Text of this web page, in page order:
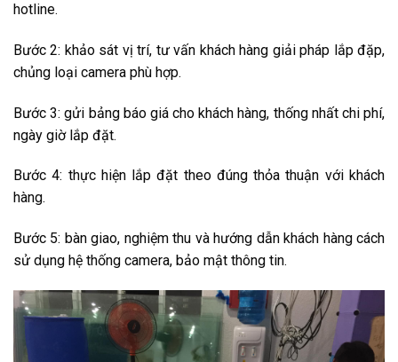
hotline.
Bước 2: khảo sát vị trí, tư vấn khách hàng giải pháp lắp đặp,
chủng loại camera phù hợp.
Bước 3: gửi bảng báo giá cho khách hàng, thống nhất chi phí,
ngày giờ lắp đặt.
Bước 4: thực hiện lắp đặt theo đúng thỏa thuận với khách
hàng.
Bước 5: bàn giao, nghiệm thu và hướng dẫn khách hàng cách
sử dụng hệ thống camera, bảo mật thông tin.